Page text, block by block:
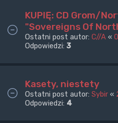
KUPIĘ: CD Grom/
"Sovereigns Of
Ostatni post autor: C//A «
Odpowiedzi: 3
Kasety, niestety
Ostatni post autor: Sybir «
Odpowiedzi: 4